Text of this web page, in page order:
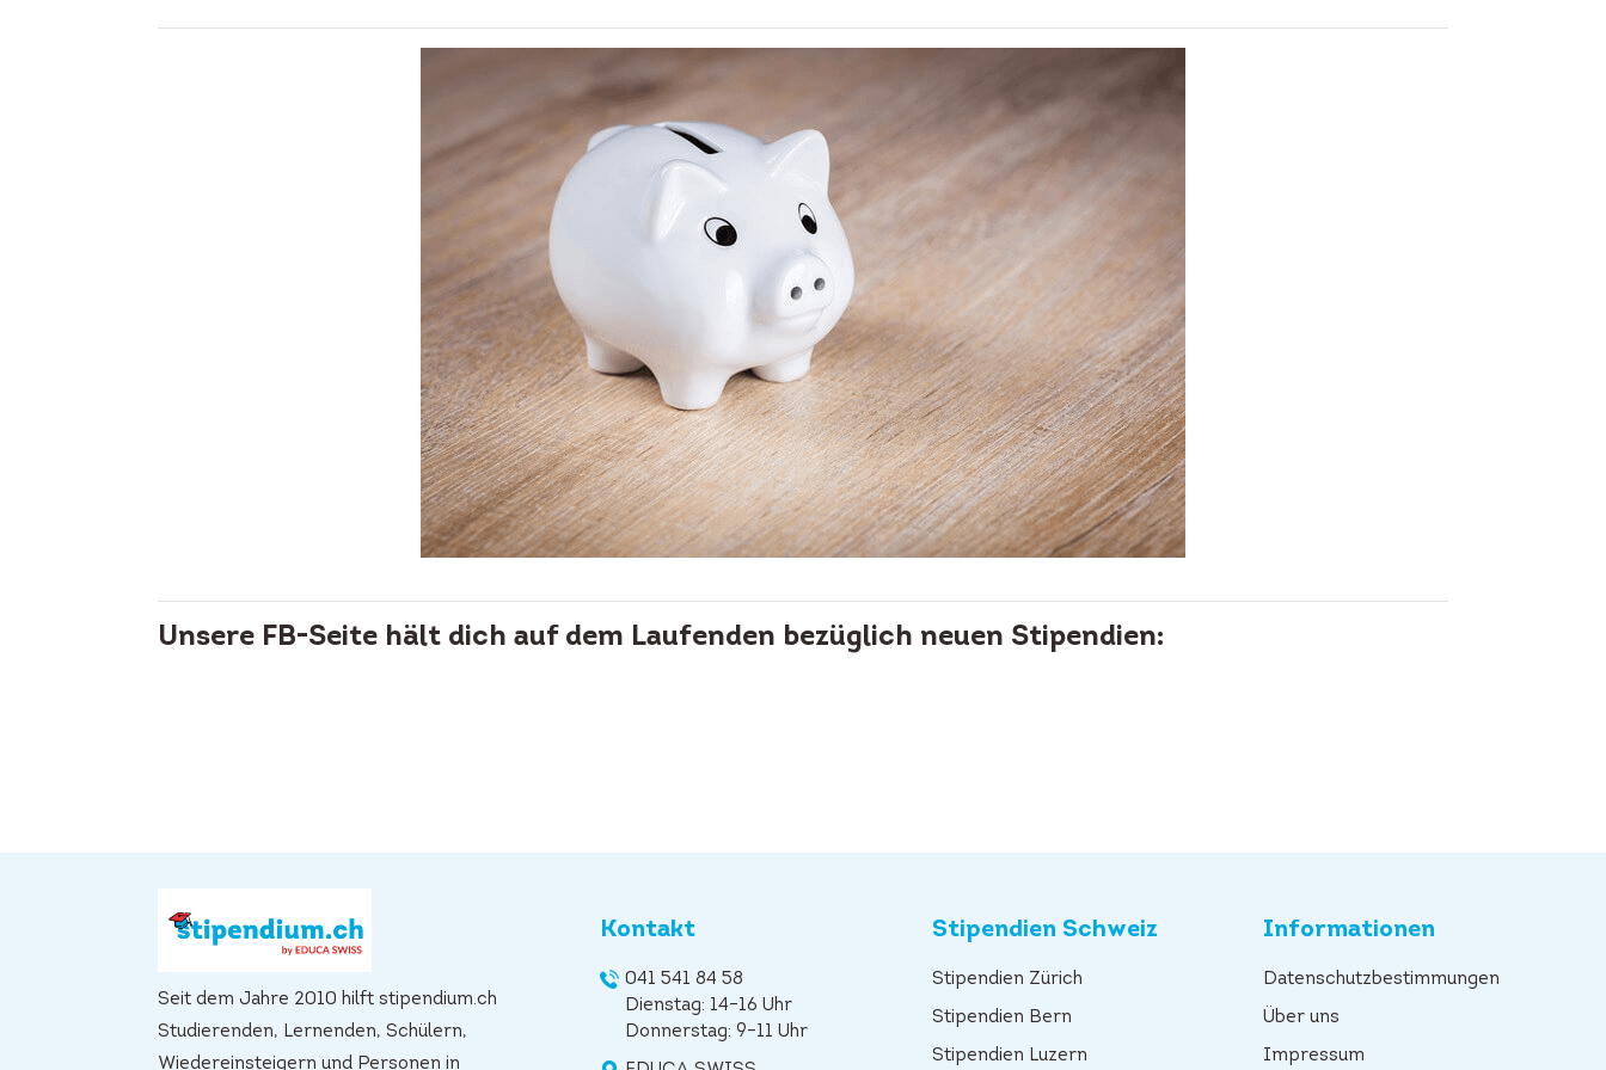
Unsere FB-Seite hält dich auf dem Laufenden bezüglich neuen Stipendien:
Seit dem Jahre 2010 hilft stipendium.ch
Studierenden, Lernenden, Schülern,
Wiedereinsteigern und Personen in
Kontakt
041 541 84 58
Dienstag: 14–16 Uhr
Donnerstag: 9–11 Uhr
Stipendien Schweiz
Stipendien Zürich
Stipendien Bern
Stipendien Luzern
Informationen
Datenschutzbestimmungen
Über uns
Impressum